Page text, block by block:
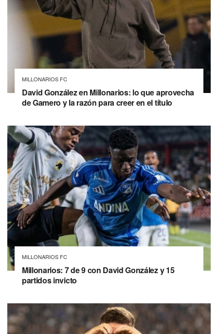
MILLONARIOS FC
David González en Millonarios: lo que aprovecha
de Gamero y la razón para creer en el título
MILLONARIOS FC
Millonarios: 7 de 9 con David González y 15
partidos invicto